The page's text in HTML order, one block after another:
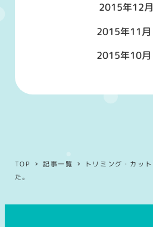
2015年12月
2015年11月
2015年10月
TOP 記事一覧 トリミング・カット
た。